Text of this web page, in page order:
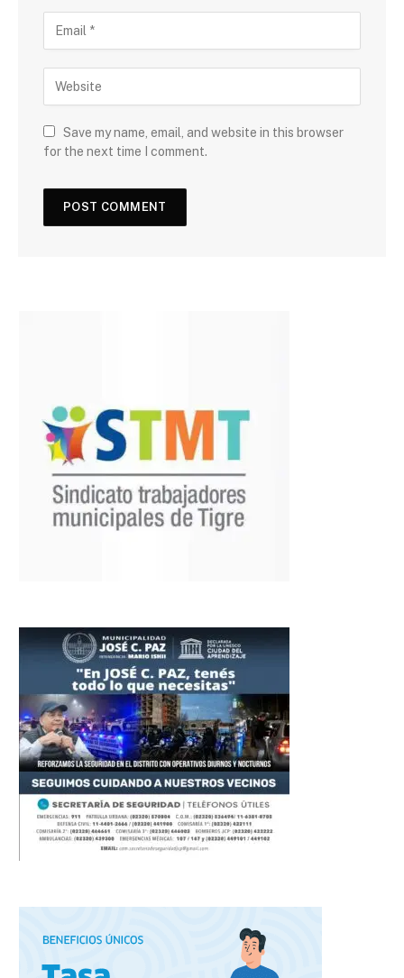
Save my name, email, and website in this browser
for the next time I comment.